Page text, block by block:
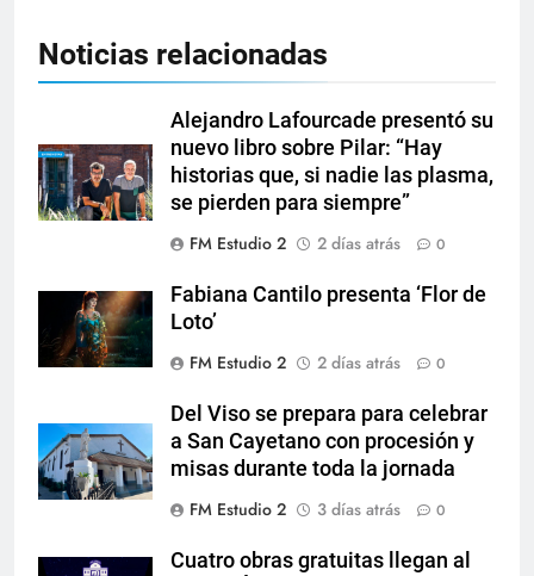
Noticias relacionadas
Alejandro Lafourcade presentó su
nuevo libro sobre Pilar: “Hay
historias que, si nadie las plasma,
se pierden para siempre”
FM Estudio 2
2 días atrás 0
Fabiana Cantilo presenta ‘Flor de
Loto’
FM Estudio 2
2 días atrás 0
Del Viso se prepara para celebrar
a San Cayetano con procesión y
misas durante toda la jornada
FM Estudio 2
3 días atrás 0
Cuatro obras gratuitas llegan al